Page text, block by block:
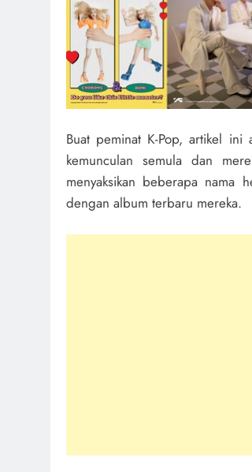
Buat peminat K-Pop, artikel
kemunculan semula dan
menyaksikan beberapa nama
dengan album terbaru mereka.